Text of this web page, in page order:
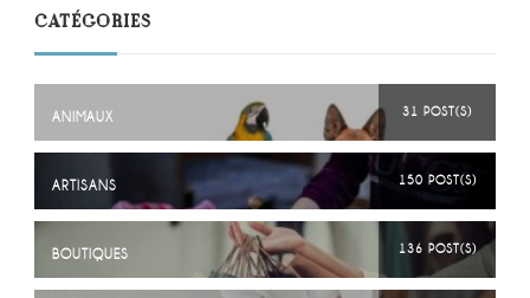
CATÉGORIES
ANIMAUX 31 POST(S)
ARTISANS 150 POST(S)
BOUTIQUES 136 POST(S)